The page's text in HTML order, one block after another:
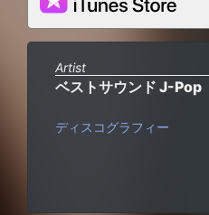
Artist
ベストサウンド J-Pop
ディスコグラフィー